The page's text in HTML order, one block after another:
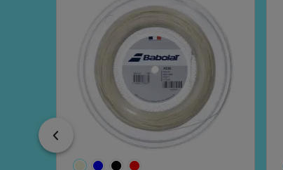
Previous